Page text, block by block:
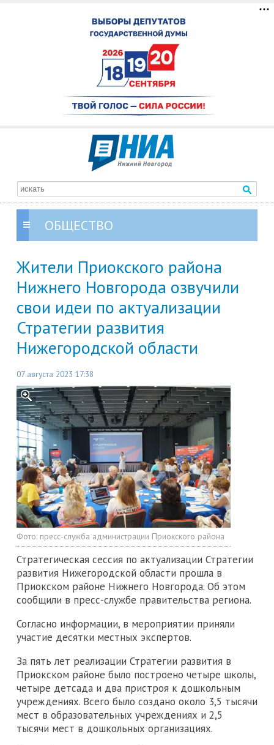
ОБЩЕСТВО
Жители Приокского района
Нижнего Новгорода озвучили
свои идеи по актуализации
Стратегии развития
Нижегородской области
07 августа 2023 17:38
Фото: пресс-служба администрации Приокского района
Стратегическая сессия по актуализации Стратегии
развития Нижегородской области прошла в
Приокском районе Нижнего Новгорода. Об этом
сообщили в пресс-службе правительства региона.
Согласно информации, в мероприятии приняли
участие десятки местных экспертов.
За пять лет реализации Стратегии развития в
Приокском районе было построено четыре школы,
четыре детсада и два пристроя к дошкольным
учреждениях. Всего было создано около 3,5 тысячи
мест в образовательных учреждениях и 2,5
тысячи мест в дошкольных организациях.